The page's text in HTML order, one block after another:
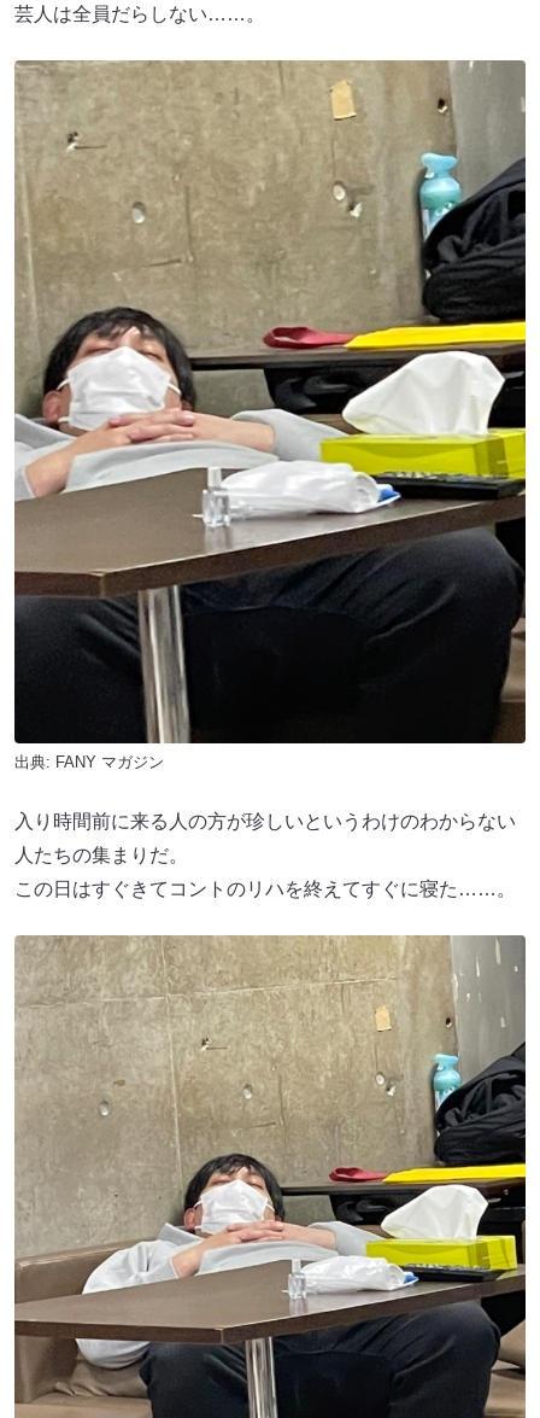
芸人は全員だらしない……。
出典: FANY マガジン
入り時間前に来る人の方が珍しいというわけのわからない
人たちの集まりだ。
この日はすぐきてコントのリハを終えてすぐに寝た……。